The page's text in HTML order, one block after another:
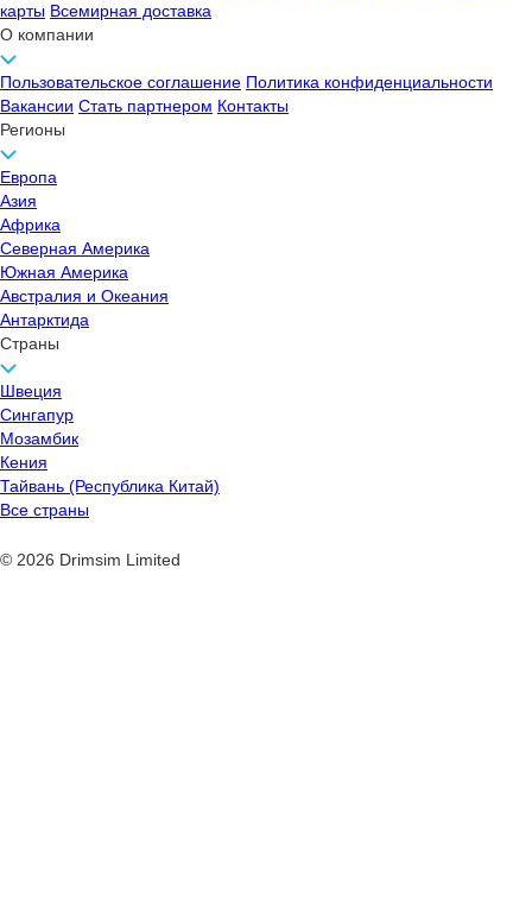
карты Всемирная доставка
О компании
Пользовательское соглашение Политика конфиденциальности
Вакансии Стать партнером Контакты
Регионы
Европа
Азия
Африка
Северная Америка
Южная Америка
Австралия и Океания
Антарктида
Страны
Швеция
Сингапур
Мозамбик
Кения
Тайвань (Республика Китай)
Все страны
© 2026 Drimsim Limited